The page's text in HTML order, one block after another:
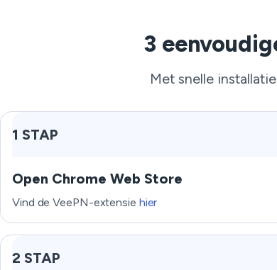
3
Met snelle
1 STAP
Open Chrome Web Store
Vind de VeePN-extensie hier
2 STAP